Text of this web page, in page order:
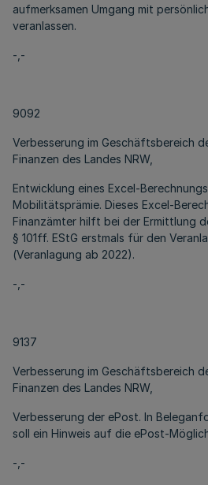
aufmerksamen Umgang mit
veranlassen.
-,-
9092
Verbesserung im Geschäftsbereich
Finanzen des Landes NRW,
Entwicklung eines Excel-
Mobilitätsprämie. Dieses Excel-
Finanzämter hilft bei der Ermittlung
§ 101ff. EStG erstmals für den
(Veranlagung ab 2022).
-,-
9137
Verbesserung im Geschäftsbereich
Finanzen des Landes NRW,
Verbesserung der ePost. In
soll ein Hinweis auf die ePost-
-,-